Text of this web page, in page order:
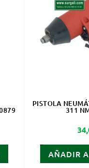
PISTOLA
311
AÑADIR